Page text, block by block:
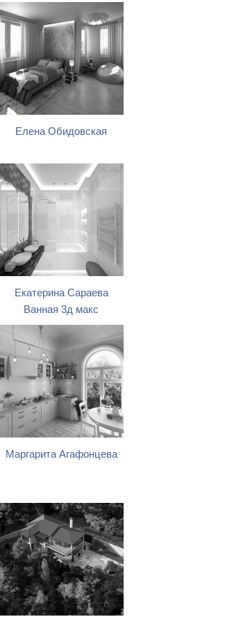
Елена Обидовская
Екатерина Сараева
Ванная 3д макс
Маргарита Агафонцева